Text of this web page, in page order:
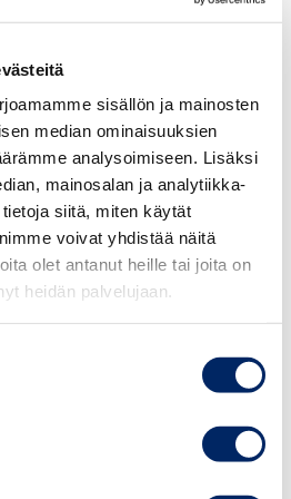
sisällön ja mainosten
median ominaisuuksien
analysoimiseen. Lisäksi
mainosalan ja analytiikka-
siitä, miten käytät
voivat yhdistää näitä
olet antanut heille tai joita on
heidän palvelujaan.
saat juuri omalle yrityksellesi
jatkoon
joilla parannat merkittävästi
pärjätä kilpailutuksissa
aikataulu:
koulutus (Microsoft Teams)
(Microsoft Teams)
osallistumismaksusta, jos